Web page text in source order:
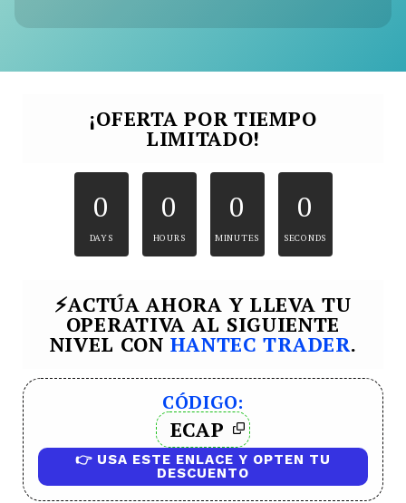
¡OFERTA POR TIEMPO
LIMITADO!
0
DAYS
0
HOURS
0
MINUTES
0
SECONDS
⚡ACTÚA AHORA Y LLEVA TU
OPERATIVA AL SIGUIENTE
NIVEL CON HANTEC TRADER.
CÓDIGO:
ECAP
👉 USA ESTE ENLACE Y OPTEN TU
DESCUENTO